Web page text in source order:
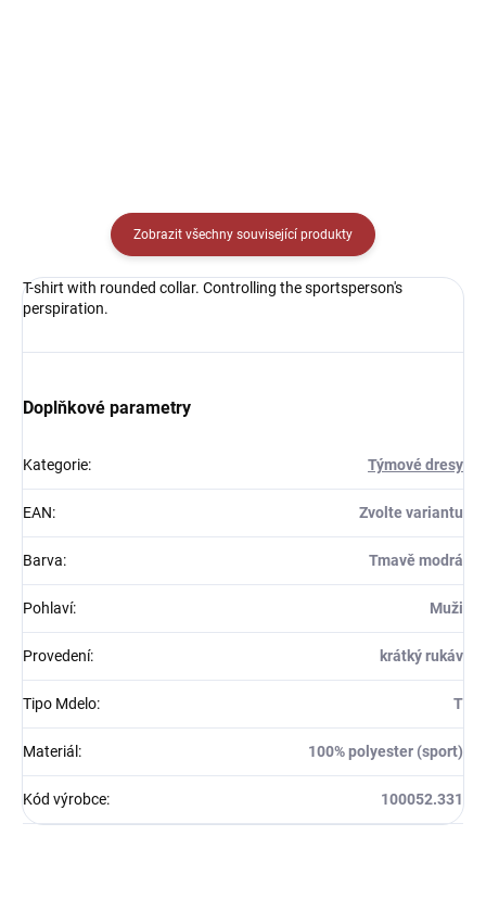
Zobrazit všechny související produkty
T-shirt with rounded collar. Controlling the sportsperson's
perspiration.
Doplňkové parametry
Kategorie: Týmové dresy
EAN: Zvolte variantu
Barva: Tmavě modrá
Pohlaví: Muži
Provedení: krátký rukáv
Tipo Mdelo: T
Materiál : 100% polyester (sport)
Kód výrobce: 100052.331